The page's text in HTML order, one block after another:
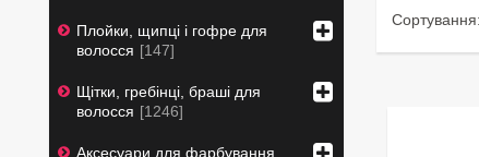
Плойки, щипці і гофре для
волосся
147
Щітки, гребінці, браші для
волосся
1246
Аксесуари для фарбування